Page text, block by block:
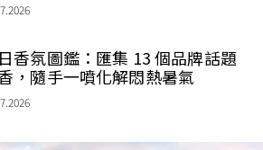
香氛圖鑑：匯集 13 個品牌話題
，隨手一噴化解悶熱暑氣